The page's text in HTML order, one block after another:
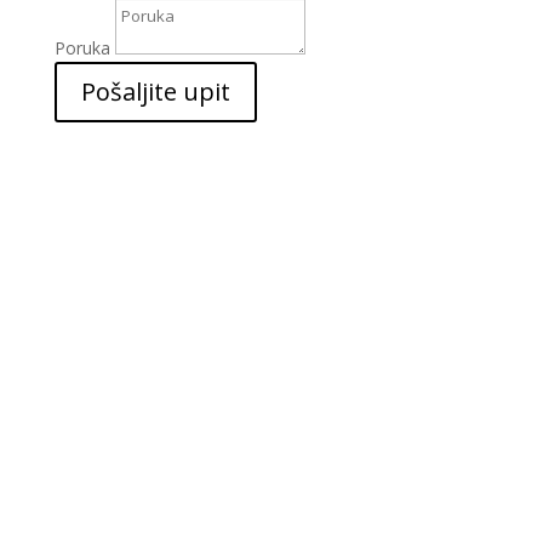
Poruka
Pošaljite upit